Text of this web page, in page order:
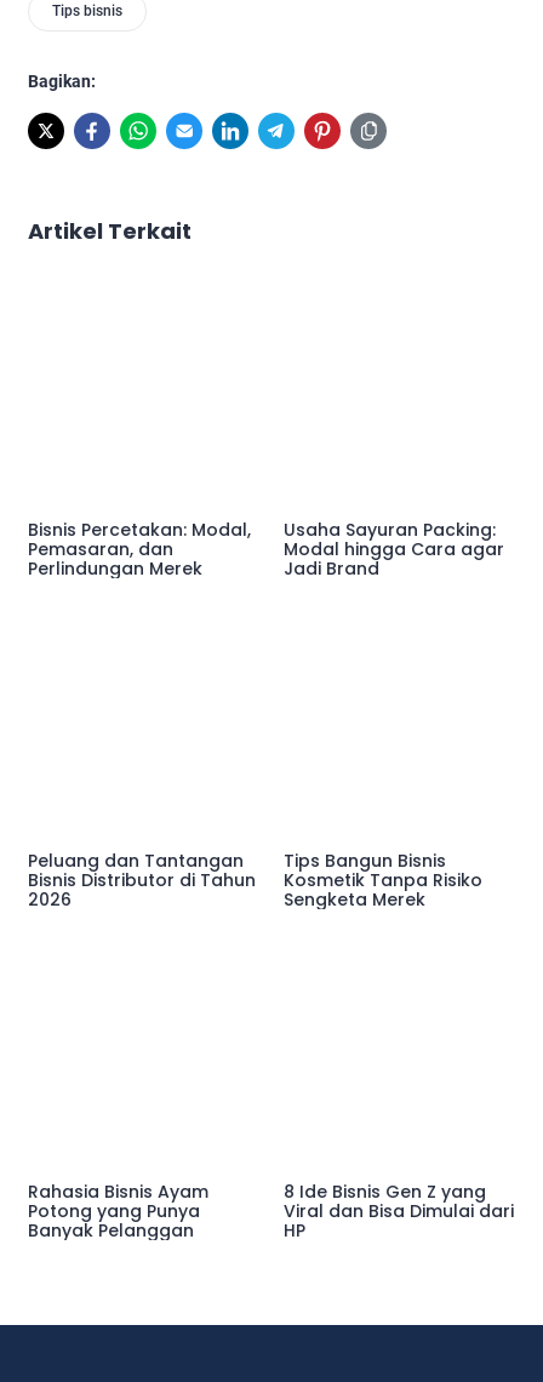
Tips bisnis
Bagikan:
Artikel Terkait
Bisnis Percetakan: Modal,
Pemasaran, dan
Perlindungan Merek
Usaha Sayuran Packing:
Modal hingga Cara agar
Jadi Brand
Peluang dan Tantangan
Bisnis Distributor di Tahun
2026
Tips Bangun Bisnis
Kosmetik Tanpa Risiko
Sengketa Merek
Rahasia Bisnis Ayam
Potong yang Punya
Banyak Pelanggan
8 Ide Bisnis Gen Z yang
Viral dan Bisa Dimulai dari
HP